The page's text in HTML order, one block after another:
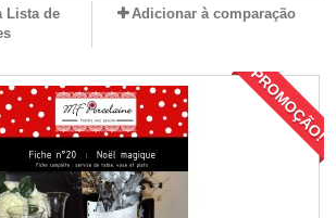
Lista de
Adicionar à comparação
PROMOÇÃO!